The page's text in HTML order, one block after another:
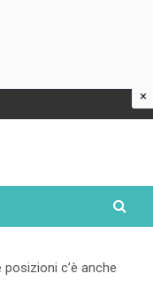
c’è anche
×